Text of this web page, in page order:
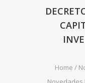
Home /